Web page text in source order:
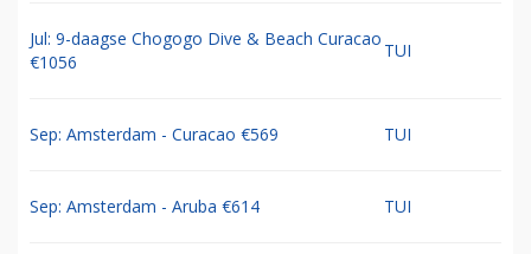
Jul: 9-daagse Chogogo Dive & Beach Curacao
€1056
TUI
Sep: Amsterdam - Curacao €569 TUI
Sep: Amsterdam - Aruba €614 TUI